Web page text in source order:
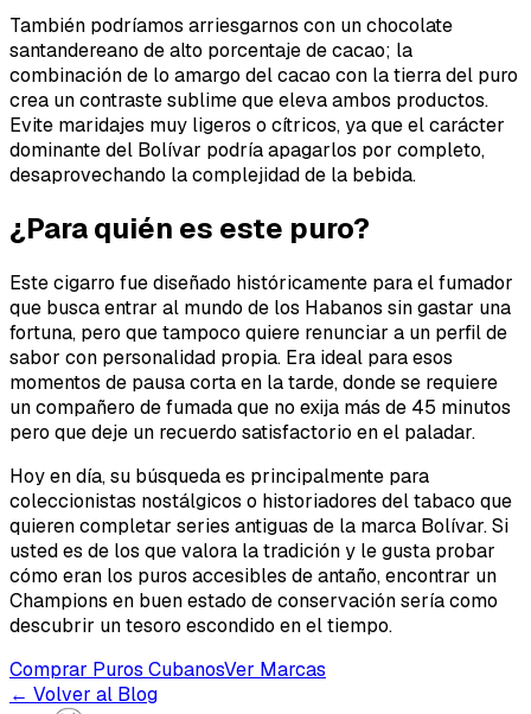
También podríamos arriesgarnos con un chocolate
santandereano de alto porcentaje de cacao; la
combinación de lo amargo del cacao con la tierra del puro
crea un contraste sublime que eleva ambos productos.
Evite maridajes muy ligeros o cítricos, ya que el carácter
dominante del Bolívar podría apagarlos por completo,
desaprovechando la complejidad de la bebida.
¿Para quién es este puro?
Este cigarro fue diseñado históricamente para el fumador
que busca entrar al mundo de los Habanos sin gastar una
fortuna, pero que tampoco quiere renunciar a un perfil de
sabor con personalidad propia. Era ideal para esos
momentos de pausa corta en la tarde, donde se requiere
un compañero de fumada que no exija más de 45 minutos
pero que deje un recuerdo satisfactorio en el paladar.
Hoy en día, su búsqueda es principalmente para
coleccionistas nostálgicos o historiadores del tabaco que
quieren completar series antiguas de la marca Bolívar. Si
usted es de los que valora la tradición y le gusta probar
cómo eran los puros accesibles de antaño, encontrar un
Champions en buen estado de conservación sería como
descubrir un tesoro escondido en el tiempo.
Comprar Puros CubanosVer Marcas
← Volver al Blog